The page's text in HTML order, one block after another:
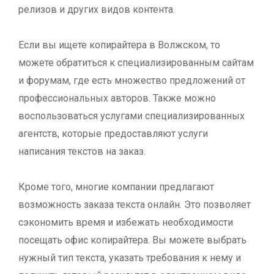
релизов и других видов контента.
Если вы ищете копирайтера в Волжском, то
можете обратиться к специализированным сайтам
и форумам, где есть множество предложений от
профессиональных авторов. Также можно
воспользоваться услугами специализированных
агентств, которые предоставляют услуги
написания текстов на заказ.
Кроме того, многие компании предлагают
возможность заказа текста онлайн. Это позволяет
сэкономить время и избежать необходимости
посещать офис копирайтера. Вы можете выбрать
нужный тип текста, указать требования к нему и